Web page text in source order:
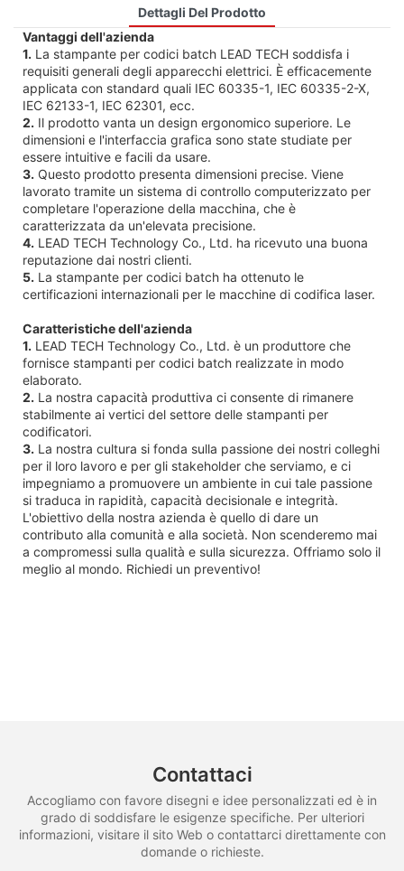
Dettagli Del Prodotto
Vantaggi dell'azienda
1. La stampante per codici batch LEAD TECH soddisfa i
requisiti generali degli apparecchi elettrici. È efficacemente
applicata con standard quali IEC 60335-1, IEC 60335-2-X,
IEC 62133-1, IEC 62301, ecc.
2. Il prodotto vanta un design ergonomico superiore. Le
dimensioni e l'interfaccia grafica sono state studiate per
essere intuitive e facili da usare.
3. Questo prodotto presenta dimensioni precise. Viene
lavorato tramite un sistema di controllo computerizzato per
completare l'operazione della macchina, che è
caratterizzata da un'elevata precisione.
4. LEAD TECH Technology Co., Ltd. ha ricevuto una buona
reputazione dai nostri clienti.
5. La stampante per codici batch ha ottenuto le
certificazioni internazionali per le macchine di codifica laser.
Caratteristiche dell'azienda
1. LEAD TECH Technology Co., Ltd. è un produttore che
fornisce stampanti per codici batch realizzate in modo
elaborato.
2. La nostra capacità produttiva ci consente di rimanere
stabilmente ai vertici del settore delle stampanti per
codificatori.
3. La nostra cultura si fonda sulla passione dei nostri colleghi
per il loro lavoro e per gli stakeholder che serviamo, e ci
impegniamo a promuovere un ambiente in cui tale passione
si traduca in rapidità, capacità decisionale e integrità.
L'obiettivo della nostra azienda è quello di dare un
contributo alla comunità e alla società. Non scenderemo mai
a compromessi sulla qualità e sulla sicurezza. Offriamo solo il
meglio al mondo. Richiedi un preventivo!
Contattaci
Accogliamo con favore disegni e idee personalizzati ed è in
grado di soddisfare le esigenze specifiche. Per ulteriori
informazioni, visitare il sito Web o contattarci direttamente con
domande o richieste.